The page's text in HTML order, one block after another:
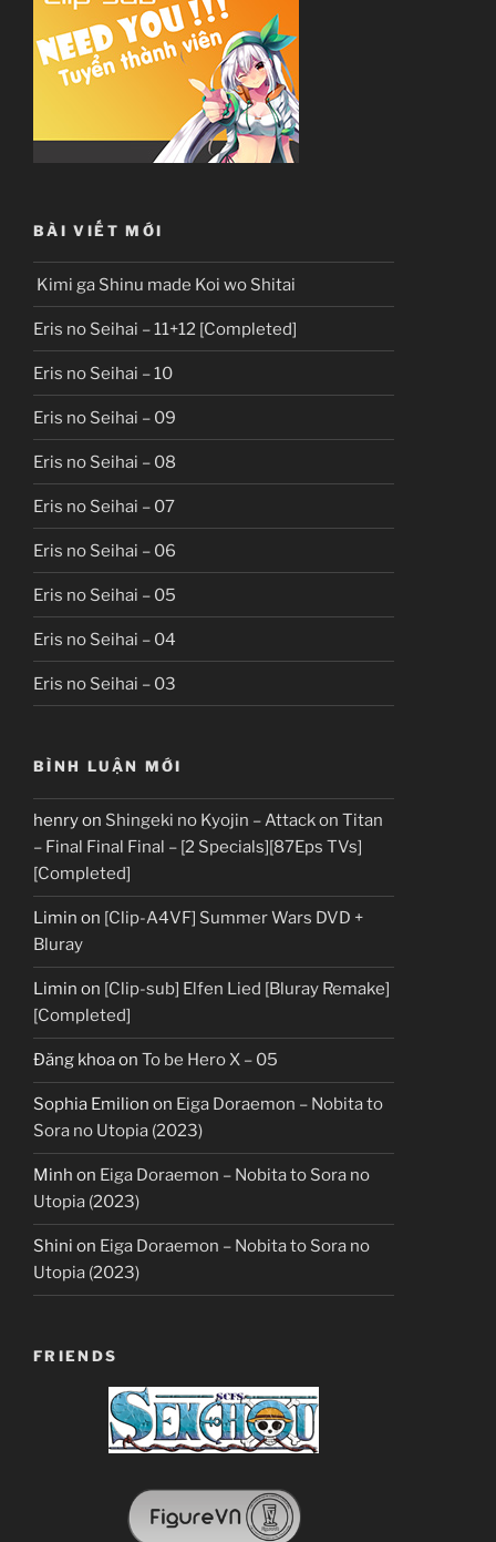
BÀI VIẾT MỚI
Kimi ga Shinu made Koi wo Shitai
Eris no Seihai – 11+12 [Completed]
Eris no Seihai – 10
Eris no Seihai – 09
Eris no Seihai – 08
Eris no Seihai – 07
Eris no Seihai – 06
Eris no Seihai – 05
Eris no Seihai – 04
Eris no Seihai – 03
BÌNH LUẬN MỚI
henryon Shingeki no Kyojin – Attack on Titan
– Final Final Final – [2 Specials][87Eps TVs]
[Completed]
Limin on [Clip-A4VF] Summer Wars DVD +
Bluray
Limin on [Clip-sub] Elfen Lied [Bluray Remake]
[Completed]
Đăng khoaon To be Hero X – 05
Sophia Emilion on Eiga Doraemon – Nobita to
Sora no Utopia (2023)
Minh on Eiga Doraemon – Nobita to Sora no
Utopia (2023)
Shini on Eiga Doraemon – Nobita to Sora no
Utopia (2023)
FRIENDS